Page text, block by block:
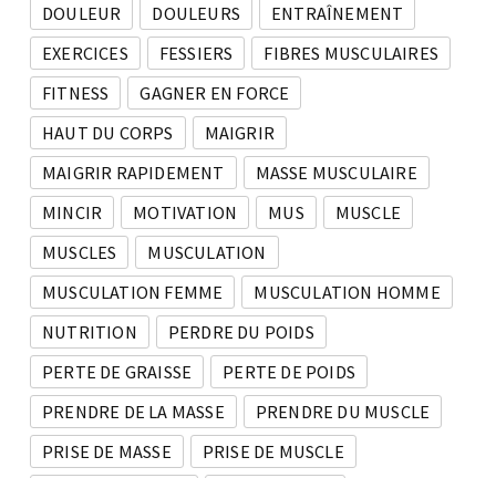
DOULEUR
DOULEURS
ENTRAÎNEMENT
EXERCICES
FESSIERS
FIBRES MUSCULAIRES
FITNESS
GAGNER EN FORCE
HAUT DU CORPS
MAIGRIR
MAIGRIR RAPIDEMENT
MASSE MUSCULAIRE
MINCIR
MOTIVATION MUS
MUSCLE
MUSCLES
MUSCULATION
MUSCULATION FEMME
MUSCULATION HOMME
NUTRITION
PERDRE DU POIDS
PERTE DE GRAISSE
PERTE DE POIDS
PRENDRE DE LA MASSE
PRENDRE DU MUSCLE
PRISE DE MASSE
PRISE DE MUSCLE